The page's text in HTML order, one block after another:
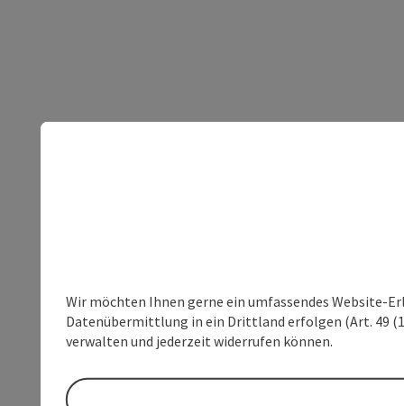
Wir möchten Ihnen gerne ein umfassendes Website-
Datenübermittlung in ein Drittland erfolgen (Art. 49
verwalten und jederzeit widerrufen können.